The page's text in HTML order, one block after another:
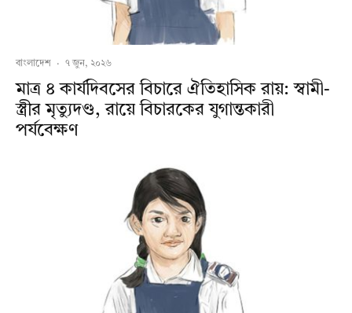
বাংলাদেশ · ৭ জুন, ২০২৬
মাত্র ৪ কার্যদিবসের বিচারে ঐতিহাসিক রায়: স্বামী-
স্ত্রীর মৃত্যুদণ্ড, রায়ে বিচারকের যুগান্তকারী
পর্যবেক্ষণ